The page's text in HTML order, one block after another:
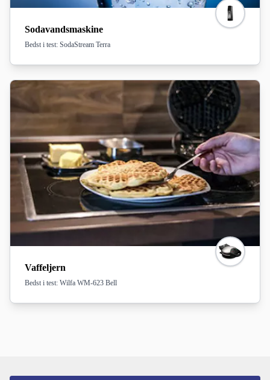
Sodavandsmaskine
Bedst i test: SodaStream Terra
Vaffeljern
Bedst i test: Wilfa WM-623 Bell